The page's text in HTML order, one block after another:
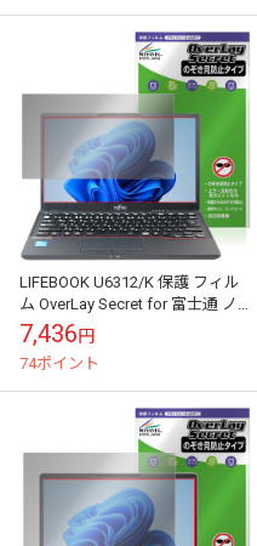
LIFEBOOK U6312/K 保護 フィル
ム OverLay Secret for 富士通 ノ
ートパソコン ライフブック 液
晶...
7,436円
74ポイント